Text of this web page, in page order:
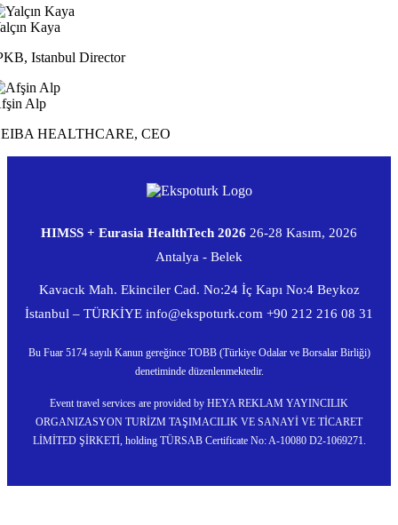
Kaya
Istanbul Director
Alp
HEALTHCARE, CEO
HIMSS + Eurasia HealthTech 2026 26-28 Kasım, 2026
Antalya - Belek
Kavacık Mah. Ekinciler Cad. No:24 İç Kapı No:4 Beykoz
İstanbul – TÜRKİYE info@ekspoturk.com +90 212 216 08 31
Bu Fuar 5174 sayılı Kanun gereğince TOBB (Türkiye Odalar ve Borsalar Birliği)
denetiminde düzenlenmektedir.
Event travel services are provided by HEYA REKLAM YAYINCILIK
ORGANIZASYON TURİZM TAŞIMACILIK VE SANAYİ VE TİCARET
LİMİTED ŞİRKETİ, holding TÜRSAB Certificate No: A-10080 D2-1069271.